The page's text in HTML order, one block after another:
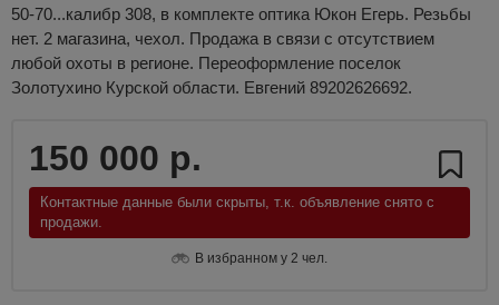
50-70...калибр 308, в комплекте оптика Юкон Егерь. Резьбы
нет. 2 магазина, чехол. Продажа в связи с отсутствием
любой охоты в регионе. Переоформление поселок
Золотухино Курской области. Евгений 89202626692.
150 000 р.
Контактные данные были скрыты, т.к. объявление снято с
продажи.
В избранном у 2 чел.